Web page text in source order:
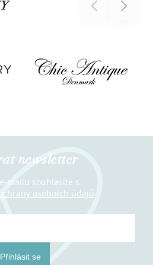
Previous Next
newsletter
mailu souhlasíte s
osobních údajů
Přihlásit se